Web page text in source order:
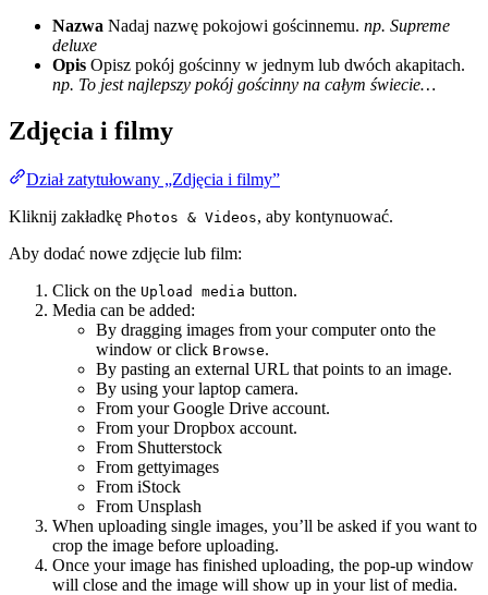
Nazwa Nadaj nazwę pokojowi gościnnemu. np. Supreme
deluxe
Opis Opisz pokój gościnny w jednym lub dwóch akapitach.
np. To jest najlepszy pokój gościnny na całym świecie…
Zdjęcia i filmy
Dział zatytułowany „Zdjęcia i filmy”
Kliknij zakładkę Photos & Videos, aby kontynuować.
Aby dodać nowe zdjęcie lub film:
Click on the Upload media button.
Media can be added:
By dragging images from your computer onto the
window or click Browse.
By pasting an external URL that points to an image.
By using your laptop camera.
From your Google Drive account.
From your Dropbox account.
From Shutterstock
From gettyimages
From iStock
From Unsplash
When uploading single images, you’ll be asked if you want to
crop the image before uploading.
Once your image has finished uploading, the pop-up window
will close and the image will show up in your list of media.